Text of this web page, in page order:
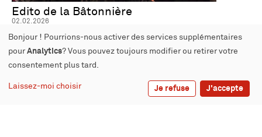
Edito de la Bâtonnière
02.02.2026
Chères Consœurs, Chers Confrères,
À chaque époque ses défis.
La nôtre est celle de la digitalisation de la justice et de
Bonjour ! Pourrions-nous activer des services supplémentaires
pour Analytics? Vous pouvez toujours modifier ou retirer votre
consentement plus tard.
Laissez-moi choisir Je refuse J'accepte